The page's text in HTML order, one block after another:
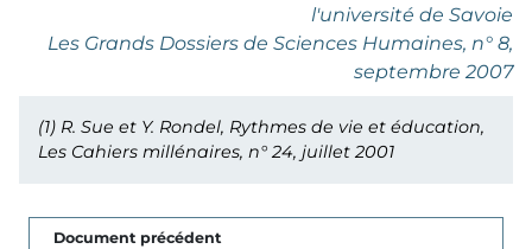
l'université de Savoie
Les Grands Dossiers de Sciences Humaines, n° 8,
septembre 2007
(1) R. Sue et Y. Rondel, Rythmes de vie et éducation,
Les Cahiers millénaires, n° 24, juillet 2001
Document précédent